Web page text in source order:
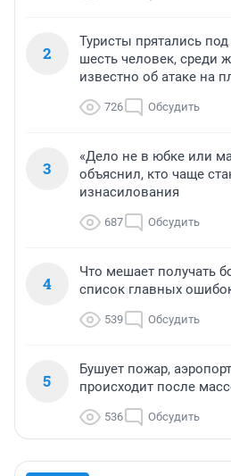
2
Туристы прятались
шесть человек, среди
известно об атаке на
726 Обсудить
3
«Дело не в юбке или
объяснил, кто чаще
изнасилования
687 Обсудить
4
Что мешает получать
список главных
539 Обсудить
5
Бушует пожар,
происходит после
536 Обсудить